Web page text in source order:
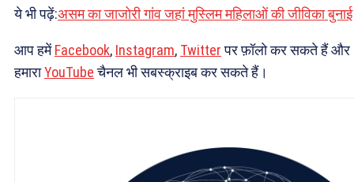
ये भी पढ़ें:असम का जाजोरी गांव जहां मुस्लिम महिलाओं की जीविका
आप हमेंFacebook, Instagram, Twitterपर फ़ॉलो कर सकते हैं और
हमाराYouTubeचैनल भी सबस्क्राइब कर सकते हैं।